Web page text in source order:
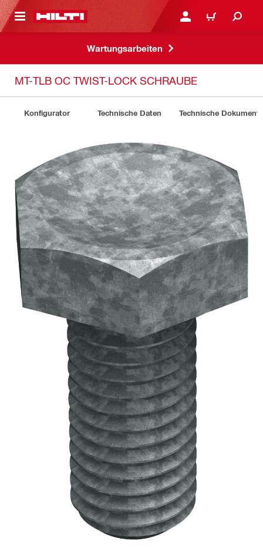
ANMELDEN ODER
WARENKORB
Wartungsarbeiten
MT-TLB OC TWIST-LOCK SCHRAUBE
Konfigurator Technische Daten Technische Dokumente